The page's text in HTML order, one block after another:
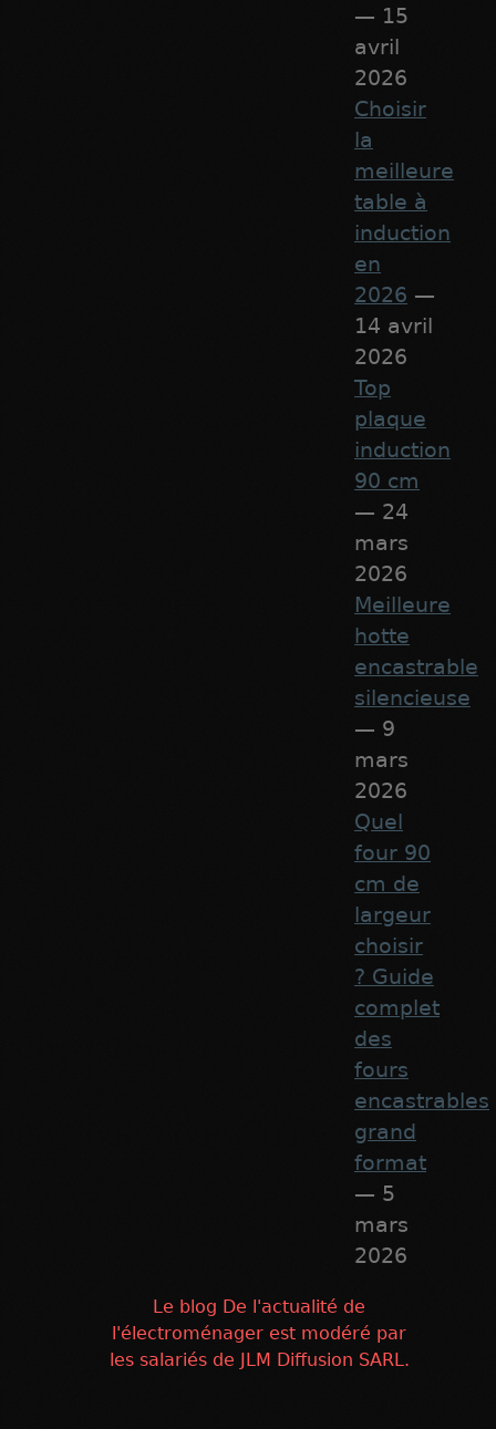
— 15
avril
2026
Choisir
la
meilleure
table à
induction
en
2026 —
14 avril
2026
Top
plaque
induction
90 cm
— 24
mars
2026
Meilleure
hotte
encastrable
silencieuse
— 9
mars
2026
Quel
four 90
cm de
largeur
choisir
? Guide
complet
des
fours
encastrables
grand
format
— 5
mars
2026
Le blog De l'actualité de
l'électroménager est modéré par
les salariés de JLM Diffusion SARL.